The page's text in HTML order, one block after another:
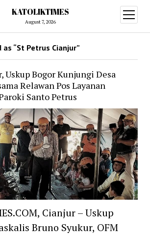
KATOLIKTIMES
August 7, 2026
open
menu
“St Petrus Cianjur”
Uskup Bogor Kunjungi Desa
Relawan Pos Layanan
Santo Petrus
Cianjur – Uskup
Bruno Syukur, OFM